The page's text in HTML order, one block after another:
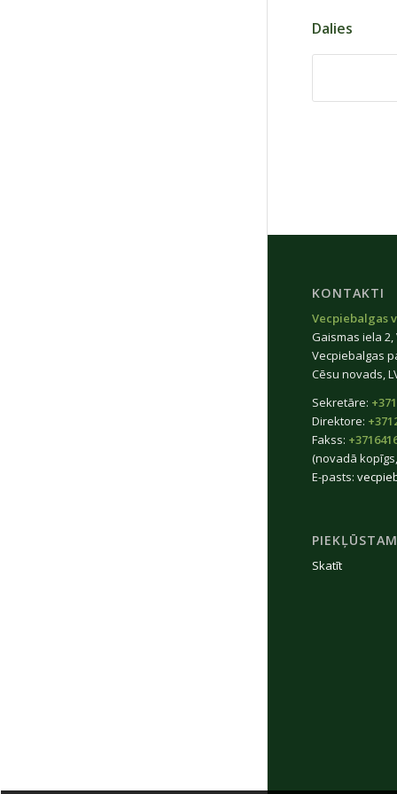
Dalies
KONTAKTI
Vecpiebalgas
Gaismas iela
Vecpiebalgas
Cēsu novads,
Sekretāre:
Direktore:
Fakss:
(novadā
E-pasts:
Skatīt